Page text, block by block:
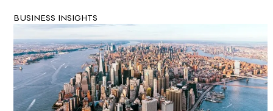
BUSINESS INSIGHTS